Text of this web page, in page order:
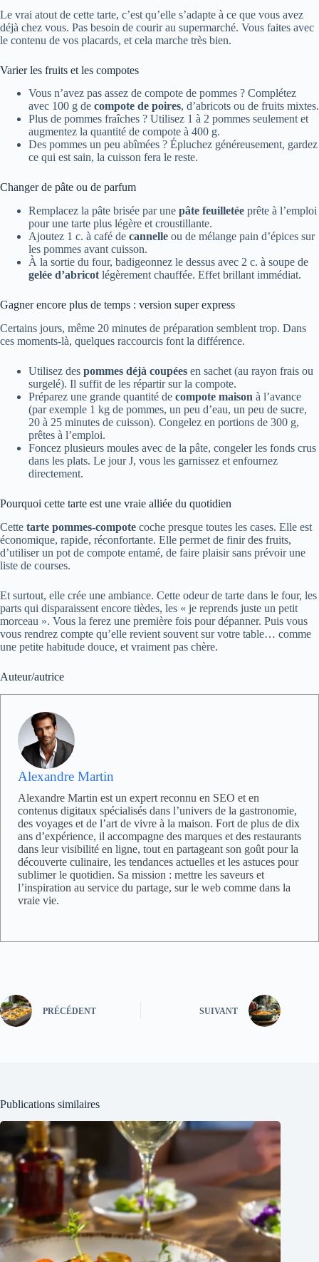
Le vrai atout de cette tarte, c’est qu’elle s’adapte à ce que vous avez
déjà chez vous. Pas besoin de courir au supermarché. Vous faites avec
le contenu de vos placards, et cela marche très bien.
Varier les fruits et les compotes
Vous n’avez pas assez de compote de pommes ? Complétez
avec 100 g de compote de poires, d’abricots ou de fruits mixtes.
Plus de pommes fraîches ? Utilisez 1 à 2 pommes seulement et
augmentez la quantité de compote à 400 g.
Des pommes un peu abîmées ? Épluchez généreusement, gardez
ce qui est sain, la cuisson fera le reste.
Changer de pâte ou de parfum
Remplacez la pâte brisée par une pâte feuilletée prête à l’emploi
pour une tarte plus légère et croustillante.
Ajoutez 1 c. à café de cannelle ou de mélange pain d’épices sur
les pommes avant cuisson.
À la sortie du four, badigeonnez le dessus avec 2 c. à soupe de
gelée d’abricot légèrement chauffée. Effet brillant immédiat.
Gagner encore plus de temps : version super express
Certains jours, même 20 minutes de préparation semblent trop. Dans
ces moments-là, quelques raccourcis font la différence.
Utilisez des pommes déjà coupées en sachet (au rayon frais ou
surgelé). Il suffit de les répartir sur la compote.
Préparez une grande quantité de compote maison à l’avance
(par exemple 1 kg de pommes, un peu d’eau, un peu de sucre,
20 à 25 minutes de cuisson). Congelez en portions de 300 g,
prêtes à l’emploi.
Foncez plusieurs moules avec de la pâte, congeler les fonds crus
dans les plats. Le jour J, vous les garnissez et enfournez
directement.
Pourquoi cette tarte est une vraie alliée du quotidien
Cette tarte pommes-compote coche presque toutes les cases. Elle est
économique, rapide, réconfortante. Elle permet de finir des fruits,
d’utiliser un pot de compote entamé, de faire plaisir sans prévoir une
liste de courses.
Et surtout, elle crée une ambiance. Cette odeur de tarte dans le four, les
parts qui disparaissent encore tièdes, les « je reprends juste un petit
morceau ». Vous la ferez une première fois pour dépanner. Puis vous
vous rendrez compte qu’elle revient souvent sur votre table… comme
une petite habitude douce, et vraiment pas chère.
Auteur/autrice
Alexandre Martin
Alexandre Martin est un expert reconnu en SEO et en
contenus digitaux spécialisés dans l’univers de la gastronomie,
des voyages et de l’art de vivre à la maison. Fort de plus de dix
ans d’expérience, il accompagne des marques et des restaurants
dans leur visibilité en ligne, tout en partageant son goût pour la
découverte culinaire, les tendances actuelles et les astuces pour
sublimer le quotidien. Sa mission : mettre les saveurs et
l’inspiration au service du partage, sur le web comme dans la
vraie vie.
PRÉCÉDENT SUIVANT
Publications similaires